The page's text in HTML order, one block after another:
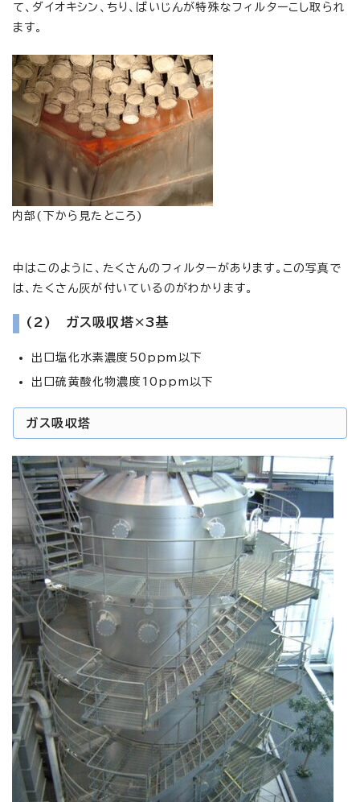
て、ダイオキシン、ちり、ばいじんが特殊なフィルターこし取られ
ます。
内部(下から見たところ)
中はこのように、たくさんのフィルターがあります。この写真で
は、たくさん灰が付いているのがわかります。
(2) ガス吸収塔×3基
出口塩化水素濃度50ppm以下
出口硫黄酸化物濃度10ppm以下
ガス吸収塔